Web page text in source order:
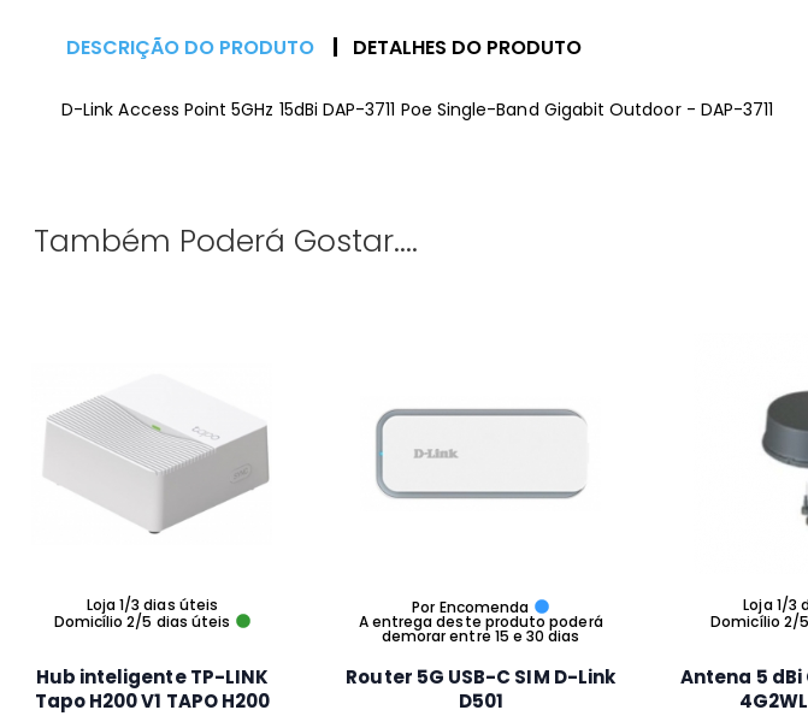
DESCRIÇÃO DO PRODUTO DETALHES DO PRODUTO
D-Link Access Point 5GHz 15dBi DAP-3711 Poe Single-Band Gigabit Outdoor - DAP-3711
Também Poderá Gostar....
Loja 1/3 dias úteis
Domicílio 2/5 dias úteis
Hub inteligente TP-LINK
Tapo H200 V1 TAPO H200
Por Encomenda
A entrega deste produto poderá
demorar entre 15 e 30 dias
Router 5G USB-C SIM D-Link
D501
Loja 1/3
Domicílio 2/
Antena 5